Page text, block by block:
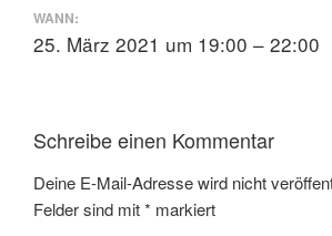
WANN:
25. März 2021 um 19:00 – 22:00
Schreibe einen Kommentar
Deine E-Mail-Adresse wird nicht
Felder sind mit* markiert